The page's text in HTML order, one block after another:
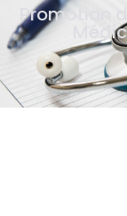
Promotion